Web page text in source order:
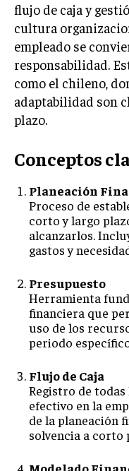
flujo de caja y
cultura
empleado se
responsabilidad.
como el chileno,
adaptabilidad son
plazo.
Conceptos
Planeación
Proceso de
corto y largo
alcanzarlos.
gastos y
Presupuesto
Herramienta
financiera que
uso de los
periodo
Flujo de Caja
Registro de todas
efectivo en la
de la planeación
solvencia a corto